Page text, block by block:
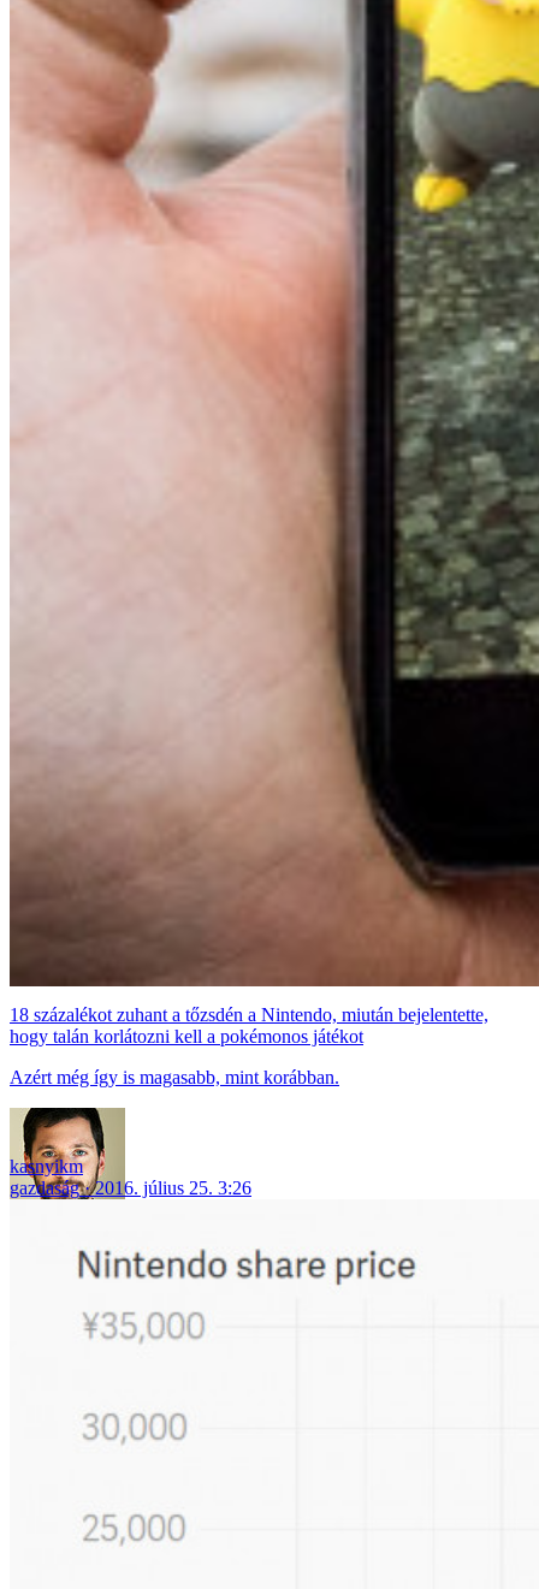
18 százalékot zuhant a tőzsdén a Nintendo, miután bejelentette,
hogy talán korlátozni kell a pokémonos játékot
Azért még így is magasabb, mint korábban.
kasnyikm
gazdaság
2016. július 25. 3:26